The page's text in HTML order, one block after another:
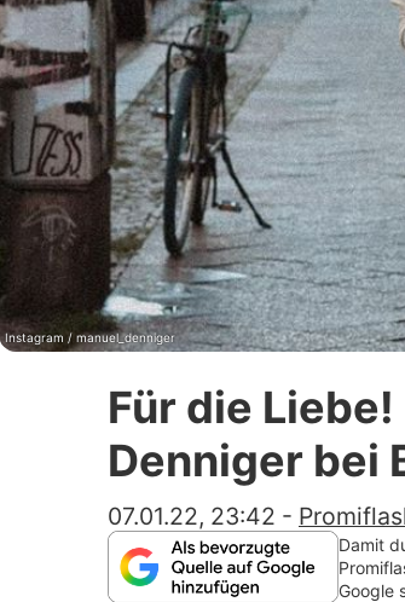
Instagram / manuel_denniger
Für die
Denniger bei
07.01.22, 23:42 -
Damit
Google